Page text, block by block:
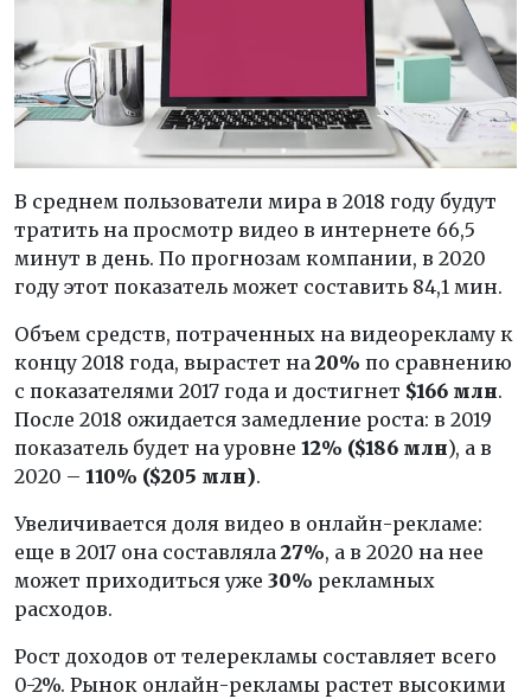
В среднем пользователи мира в 2018 году будут
тратить на просмотр видео в интернете 66,5
минут в день. По прогнозам компании, в 2020
году этот показатель может составить 84,1 мин.
Объем средств, потраченных на видеорекламу к
концу 2018 года, вырастет на 20% по сравнению
с показателями 2017 года и достигнет $166 млн.
После 2018 ожидается замедление роста: в 2019
показатель будет на уровне 12% ($186 млн), а в
2020 – 110% ($205 млн).
Увеличивается доля видео в онлайн-рекламе:
еще в 2017 она составляла 27%, а в 2020 на нее
может приходиться уже 30% рекламных
расходов.
Рост доходов от телерекламы составляет всего
0-2%. Рынок онлайн-рекламы растет высокими